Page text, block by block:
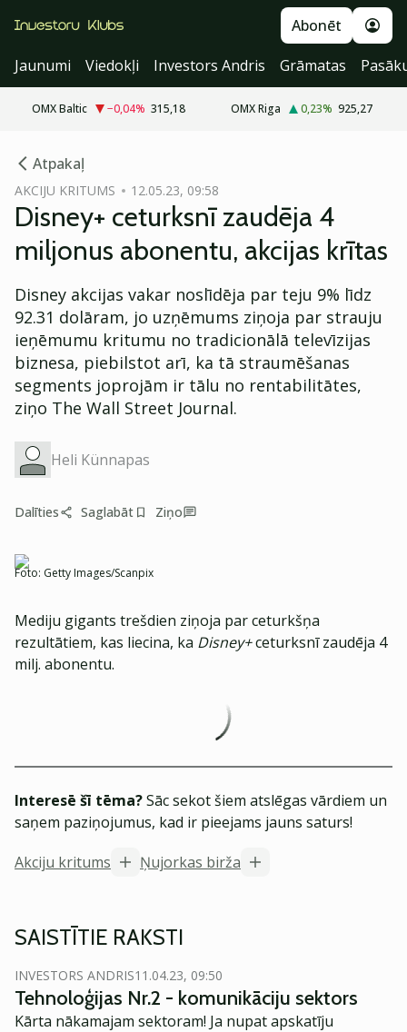
Abonēt
Jaunumi
Viedokļi Investors Andris Grāmatas
OMX Baltic −0,04% 315,18 OMX Riga 0,23% 925,27
Atpakaļ
AKCIJU KRITUMS 12.05.23, 09:58
Disney+ ceturksnī zaudēja 4
miljonus abonentu, akcijas krītas
Disney akcijas vakar noslīdēja par teju 9% līdz
92.31 dolāram, jo uzņēmums ziņoja par strauju
ieņēmumu kritumu no tradicionālā televīzijas
biznesa, piebilstot arī, ka tā straumēšanas
segments joprojām ir tālu no rentabilitātes,
ziņo The Wall Street Journal.
Heli Künnapas
Dalīties Saglabāt Ziņo
Foto: Getty Images/Scanpix
Mediju gigants trešdien ziņoja par ceturkšņa
rezultātiem, kas liecina, ka Disney+ceturksnī zaudēja 4
milj. abonentu.
Interesē šī tēma?Sāc sekot šiem atslēgas vārdiem un
saņem paziņojumus, kad ir pieejams jauns saturs!
Akciju kritums
Ņujorkas birža
SAISTĪTIE RAKSTI
INVESTORS ANDRIS11.04.23, 09:50
Tehnoloģijas Nr.2 - komunikāciju sektors
Kārta nākamajam sektoram! Ja nupat apskatīju